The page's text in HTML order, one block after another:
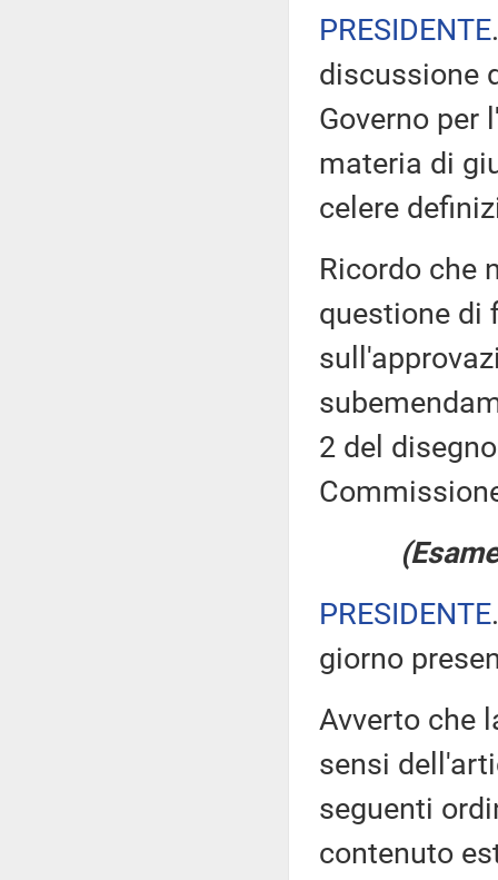
PRESIDENTE
discussione
Governo per
materia di
celere
Ricordo che
questione di
2 del
PRESIDENTE
giorno
Avverto che
sensi
seguenti
contenuto